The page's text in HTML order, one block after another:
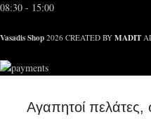
08:30 - 15:00
Vasadis Shop 2026 CREATED BY MADIT
Αγαπητοί πελάτες,